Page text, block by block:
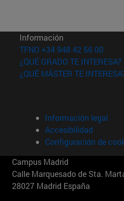
ventana)
nueva ventana)
ventana)
Información
TFNO +34 948 42 56 00
¿QUÉ GRADO TE INTERESA?
¿QUÉ MÁSTER TE
Información legal
Accesibilidad
Configuración de
Campus Madrid
Calle Marquesado de Sta.
28027 Madrid España